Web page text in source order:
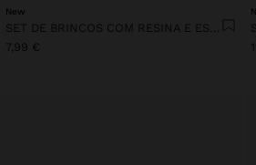
New
7,99 €